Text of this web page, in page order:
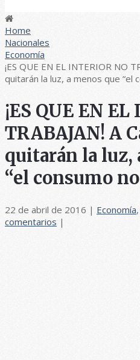
Home
Nacionales
Economía
¡ES QUE EN EL INTERIOR NO
quitarán la luz, a menos que “el
¡ES QUE EN
TRABAJAN! A
quitarán la luz,
“el consumo
22 de abril de 2016 | Economía,
comentarios |